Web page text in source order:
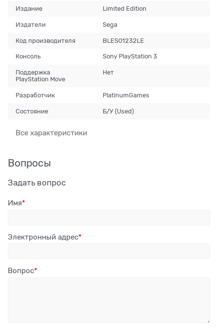
Издание Limited Edition
Издатели Sega
Код производителя BLES01232LE
Консоль Sony PlayStation 3
Поддержка
PlayStation Move
Нет
Разработчик PlatinumGames
Состояние Б/У (Used)
Все характеристики
Вопросы
Задать вопрос
Имя
Электронный адрес
Вопрос